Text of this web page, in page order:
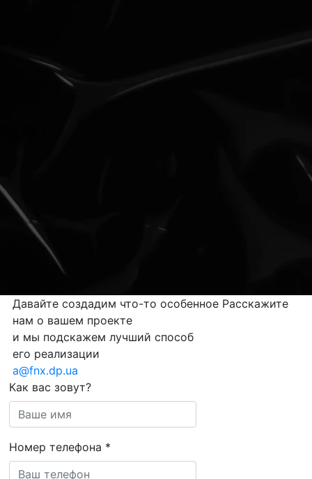
Давайте создадим что-то особенное Расскажите
нам о вашем проекте
и мы подскажем лучший способ
его реализации
a@fnx.dp.ua
Как вас зовут?
Номер телефона *